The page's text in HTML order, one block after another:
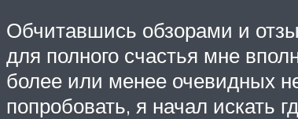
Обчитавшись обзорами и
для полного счастья мне
более или менее очевидных
попробовать, я начал искать